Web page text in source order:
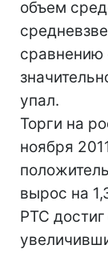
объем
упал.
Торги на
ноября
вырос на
РТС достиг